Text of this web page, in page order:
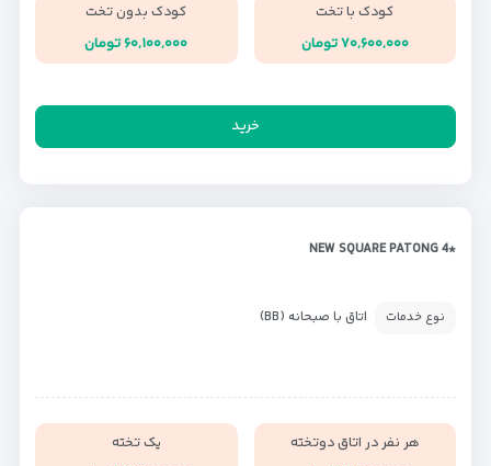
کودک با تخت
۷۰,۶۰۰,۰۰۰ تومان
کودک بدون تخت
۶۰,۱۰۰,۰۰۰ تومان
خرید
*NEW SQUARE PATONG 4
نوع خدمات اتاق با صبحانه (BB)
هر نفر در اتاق دوتخته
یک تخته